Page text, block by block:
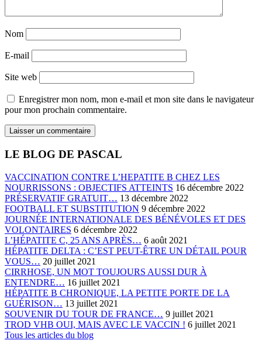
Nom
E-mail
Site web
Enregistrer mon nom, mon e-mail et mon site dans le navigateur
pour mon prochain commentaire.
LE BLOG DE PASCAL
VACCINATION CONTRE L’HEPATITE B CHEZ LES
NOURRISSONS : OBJECTIFS ATTEINTS 16 décembre 2022
PRÉSERVATIF GRATUIT… 13 décembre 2022
FOOTBALL ET SUBSTITUTION 9 décembre 2022
JOURNÉE INTERNATIONALE DES BÉNÉVOLES ET DES
VOLONTAIRES 6 décembre 2022
L’HÉPATITE C, 25 ANS APRÈS… 6 août 2021
HÉPATITE DELTA : C’EST PEUT-ÊTRE UN DÉTAIL POUR
VOUS… 20 juillet 2021
CIRRHOSE, UN MOT TOUJOURS AUSSI DUR À
ENTENDRE… 16 juillet 2021
HÉPATITE B CHRONIQUE, LA PETITE PORTE DE LA
GUÉRISON… 13 juillet 2021
SOUVENIR DU TOUR DE FRANCE… 9 juillet 2021
TROD VHB OUI, MAIS AVEC LE VACCIN ! 6 juillet 2021
Tous les articles du blog